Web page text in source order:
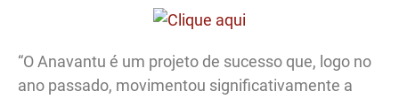
“O Anavantu é um projeto de sucesso que, logo no
ano passado, movimentou significativamente a